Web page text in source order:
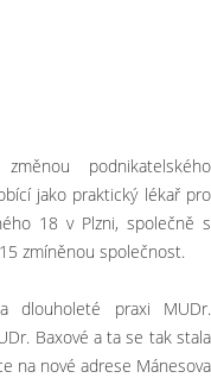
podnikatelského
jako praktický lékař pro
18 v Plzni, společně s
zmíněnou společnost.
dlouholeté praxi MUDr.
Baxové a ta se tak stala
na nové adrese Mánesova